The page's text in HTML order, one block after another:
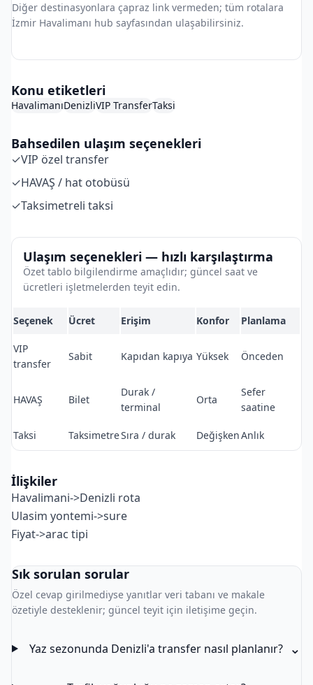
Diğer destinasyonlara çapraz link vermeden; tüm rotalara
İzmir Havalimanı hub sayfasından ulaşabilirsiniz.
Konu etiketleri
HavalimanıDenizliVIP TransferTaksi
Bahsedilen ulaşım seçenekleri
✓VIP özel transfer
✓HAVAŞ / hat otobüsü
✓Taksimetreli taksi
Ulaşım seçenekleri — hızlı karşılaştırma
Özet tablo bilgilendirme amaçlıdır; güncel saat ve
ücretleri işletmelerden teyit edin.
Seçenek Ücret Erişim Konfor Planlama
VIP
transfer
Sabit Kapıdan kapıya Yüksek Önceden
HAVAŞ Bilet
Durak /
terminal
Orta
Sefer
saatine
Taksi TaksimetreSıra / durak DeğişkenAnlık
İlişkiler
Havalimani->Denizli rota
Ulasim yontemi->sure
Fiyat->arac tipi
Sık sorulan sorular
Özel cevap girilmediyse yanıtlar veri tabanı ve makale
özetiyle desteklenir; güncel teyit için iletişime geçin.
Yaz sezonunda Denizli'a transfer nasıl planlanır? ⌄